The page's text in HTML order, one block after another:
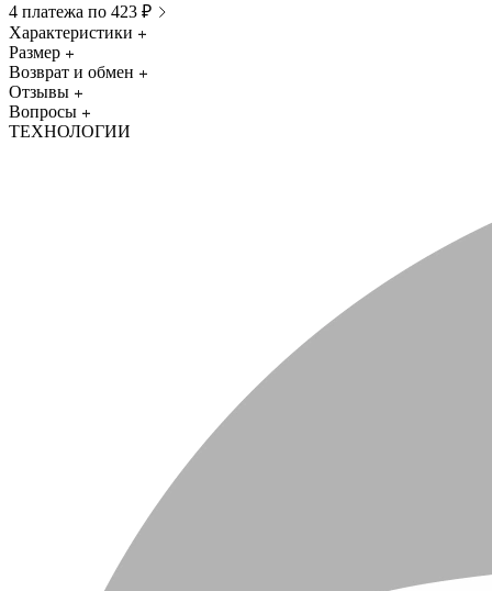
4 платежа по 423 ₽
Характеристики
Размер
Возврат и обмен
Отзывы
Вопросы
ТЕХНОЛОГИИ